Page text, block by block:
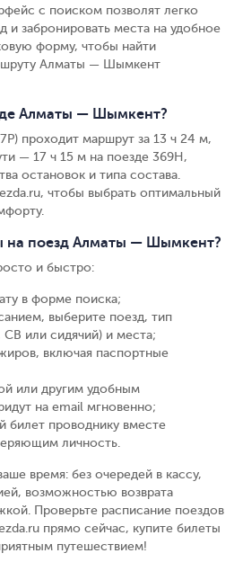
с поиском позволят легко
и забронировать места на удобное
форму, чтобы найти
Алматы — Шымкент
Алматы — Шымкент?
проходит маршрут за 13 ч 24 м,
— 17 ч 15 м на поезде 369Н,
остановок и типа состава.
чтобы выбрать оптимальный
на поезд Алматы — Шымкент?
и быстро:
в форме поиска;
выберите поезд, тип
СВ или сидячий) и места;
включая паспортные
или другим удобным
на email мгновенно;
билет проводнику вместе
личность.
время: без очередей в кассу,
возможностью возврата
Проверьте расписание поездов
прямо сейчас, купите билеты
путешествием!